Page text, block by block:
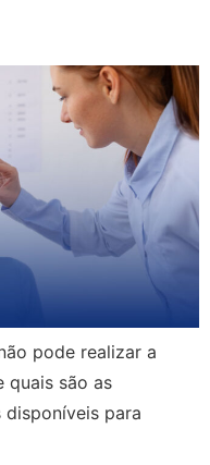
pode realizar a
quais são as
disponíveis para